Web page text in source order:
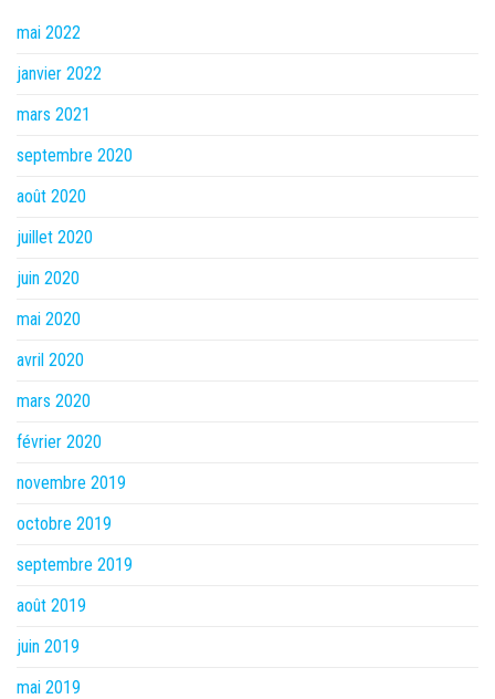
mai 2022
janvier 2022
mars 2021
septembre 2020
août 2020
juillet 2020
juin 2020
mai 2020
avril 2020
mars 2020
février 2020
novembre 2019
octobre 2019
septembre 2019
août 2019
juin 2019
mai 2019